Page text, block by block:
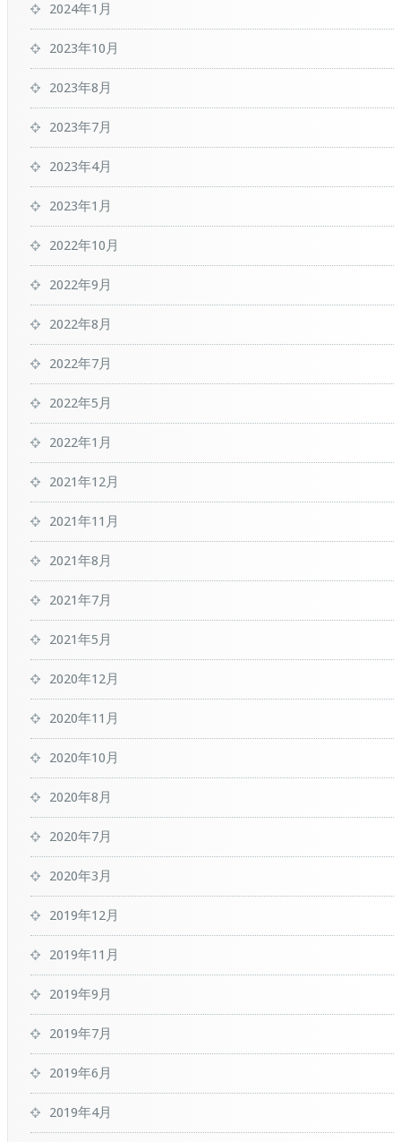
2024年1月
2023年10月
2023年8月
2023年7月
2023年4月
2023年1月
2022年10月
2022年9月
2022年8月
2022年7月
2022年5月
2022年1月
2021年12月
2021年11月
2021年8月
2021年7月
2021年5月
2020年12月
2020年11月
2020年10月
2020年8月
2020年7月
2020年3月
2019年12月
2019年11月
2019年9月
2019年7月
2019年6月
2019年4月